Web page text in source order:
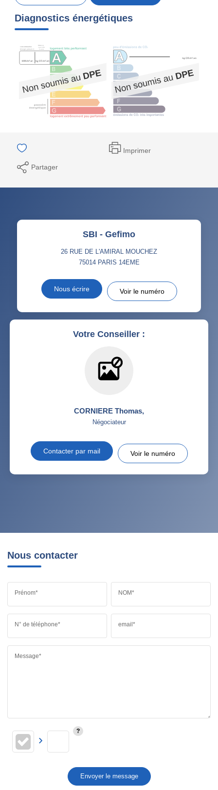
Diagnostics énergétiques
Imprimer
Partager
SBI - Gefimo
26 RUE DE L'AMIRAL MOUCHEZ
75014 PARIS 14EME
Nous écrire Voir le numéro
Votre Conseiller :
CORNIERE Thomas,
Négociateur
Contacter par mail Voir le numéro
Nous contacter
Prénom* NOM*
N° de téléphone* email*
Message*
Envoyer le message